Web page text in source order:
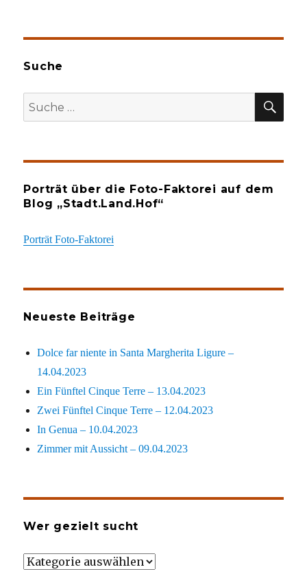
Suche
Suche
nach:
Porträt über die Foto-Faktorei auf dem
Blog „Stadt.Land.Hof“
Porträt Foto-Faktorei
Neueste Beiträge
Dolce far niente in Santa Margherita Ligure –
14.04.2023
Ein Fünftel Cinque Terre – 13.04.2023
Zwei Fünftel Cinque Terre – 12.04.2023
In Genua – 10.04.2023
Zimmer mit Aussicht – 09.04.2023
Wer gezielt sucht
Wer